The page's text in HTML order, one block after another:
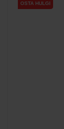
OSTA HULGI
OSTA HULGI